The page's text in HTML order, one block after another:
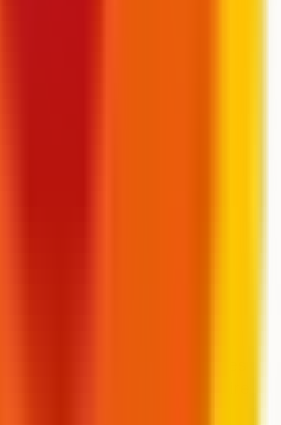
chaque place. Regarde les
des admis avant d'en faire